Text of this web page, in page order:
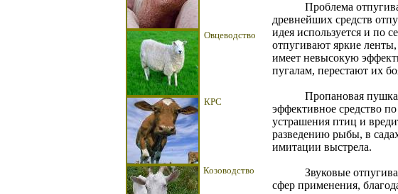
Овцеводство
КРС
Козоводство
Проблема
древнейших средств
идея используется и по
отпугивают яркие
имеет невысокую
пугалам, перестают их
Пропановая пушка
эффективное средство
устрашения птиц и
разведению рыбы, в
имитации выстрела.
Звуковые
сфер применения,